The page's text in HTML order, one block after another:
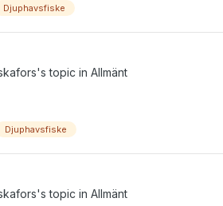
Djuphavsfiske
's topic in Allmänt
Djuphavsfiske
's topic in Allmänt